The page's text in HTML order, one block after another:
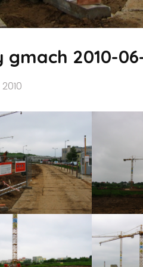
gmach 2010-